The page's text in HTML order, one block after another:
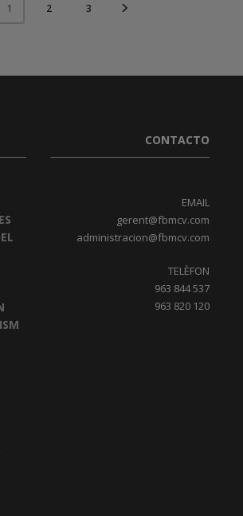
1 2 3
CONTACTO
EMAIL
gerent@fbmcv.com
administracion@fbmcv.com
TELÈFON
963 844 537
963 820 120